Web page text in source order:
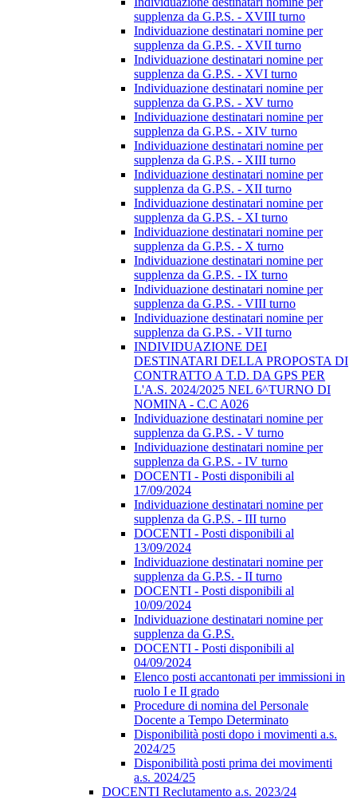
supplenza da G.P.S. - XVIII turno
Individuazione destinatari nomine per
supplenza da G.P.S. - XVII turno
Individuazione destinatari nomine per
supplenza da G.P.S. - XVI turno
Individuazione destinatari nomine per
supplenza da G.P.S. - XV turno
Individuazione destinatari nomine per
supplenza da G.P.S. - XIV turno
Individuazione destinatari nomine per
supplenza da G.P.S. - XIII turno
Individuazione destinatari nomine per
supplenza da G.P.S. - XII turno
Individuazione destinatari nomine per
supplenza da G.P.S. - XI turno
Individuazione destinatari nomine per
supplenza da G.P.S. - X turno
Individuazione destinatari nomine per
supplenza da G.P.S. - IX turno
Individuazione destinatari nomine per
supplenza da G.P.S. - VIII turno
Individuazione destinatari nomine per
supplenza da G.P.S. - VII turno
INDIVIDUAZIONE DEI
DESTINATARI DELLA PROPOSTA DI
CONTRATTO A T.D. DA GPS PER
L'A.S. 2024/2025 NEL 6^TURNO DI
NOMINA - C.C A026
Individuazione destinatari nomine per
supplenza da G.P.S. - V turno
Individuazione destinatari nomine per
supplenza da G.P.S. - IV turno
DOCENTI - Posti disponibili al
17/09/2024
Individuazione destinatari nomine per
supplenza da G.P.S. - III turno
DOCENTI - Posti disponibili al
13/09/2024
Individuazione destinatari nomine per
supplenza da G.P.S. - II turno
DOCENTI - Posti disponibili al
10/09/2024
Individuazione destinatari nomine per
supplenza da G.P.S.
DOCENTI - Posti disponibili al
04/09/2024
Elenco posti accantonati per immissioni in
ruolo I e II grado
Procedure di nomina del Personale
Docente a Tempo Determinato
Disponibilità posti dopo i movimenti a.s.
2024/25
Disponibilità posti prima dei movimenti
a.s. 2024/25
DOCENTI Reclutamento a.s. 2023/24